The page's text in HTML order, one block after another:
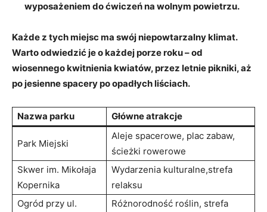
wyposażeniem do ćwiczeń na ⁢wolnym powietrzu.
Każde‍ z ⁤tych ⁣miejsc ma ⁣swój ‍niepowtarzalny klimat.
Warto odwiedzić je⁢ o ⁣każdej porze roku ⁢– ‌od
wiosennego kwitnienia⁣ kwiatów, przez letnie ⁤pikniki, aż
po jesienne spacery ‍po opadłych liściach.
Nazwa parku Główne⁤ atrakcje
Park Miejski
Aleje spacerowe, plac ⁢zabaw,
ścieżki rowerowe
Skwer im. Mikołaja
Kopernika
Wydarzenia kulturalne,strefa
relaksu
Ogród przy ul.
Różnorodność roślin, strefa